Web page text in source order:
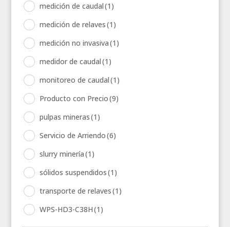
medición de caudal(1)
medición de relaves(1)
medición no invasiva(1)
medidor de caudal(1)
monitoreo de caudal(1)
Producto con Precio(9)
pulpas mineras(1)
Servicio de Arriendo(6)
slurry minería(1)
sólidos suspendidos(1)
transporte de relaves(1)
WPS-HD3-C38H(1)